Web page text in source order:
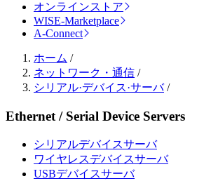
オンラインストア
WISE-Marketplace
A-Connect
ホーム /
ネットワーク・通信 /
シリアル·デバイス·サーバ/
Ethernet / Serial Device Servers
シリアルデバイスサーバ
ワイヤレスデバイスサーバ
USBデバイスサーバ